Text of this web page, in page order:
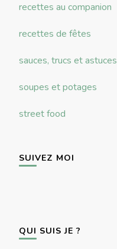
recettes au companion
recettes de fêtes
sauces, trucs et astuces
soupes et potages
street food
SUIVEZ MOI
QUI SUIS JE ?